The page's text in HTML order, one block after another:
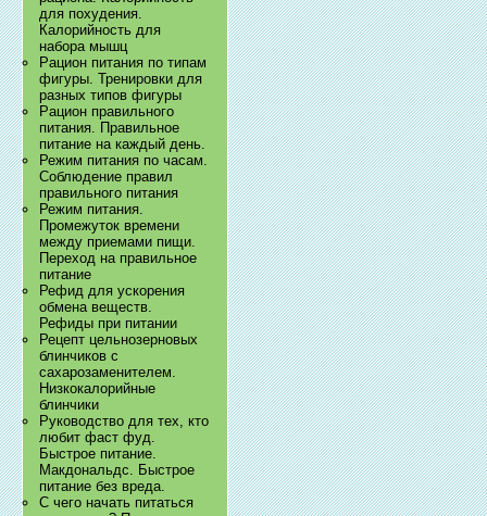
для похудения.
Калорийность для
набора мышц
Рацион питания по типам
фигуры. Тренировки для
разных типов фигуры
Рацион правильного
питания. Правильное
питание на каждый день.
Режим питания по часам.
Соблюдение правил
правильного питания
Режим питания.
Промежуток времени
между приемами пищи.
Переход на правильное
питание
Рефид для ускорения
обмена веществ.
Рефиды при питании
Рецепт цельнозерновых
блинчиков с
сахарозаменителем.
Низкокалорийные
блинчики
Руководство для тех, кто
любит фаст фуд.
Быстрое питание.
Макдональдс. Быстрое
питание без вреда.
С чего начать питаться